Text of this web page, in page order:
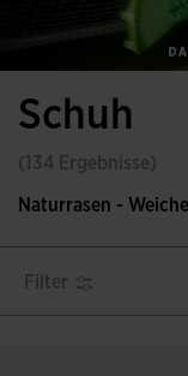
Schuh
(134 Ergebnisse)
Naturrasen -
Filter